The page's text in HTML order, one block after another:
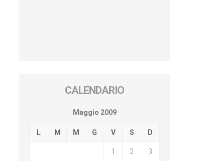
CALENDARIO
Maggio 2009
L M M G V S D
1 2 3